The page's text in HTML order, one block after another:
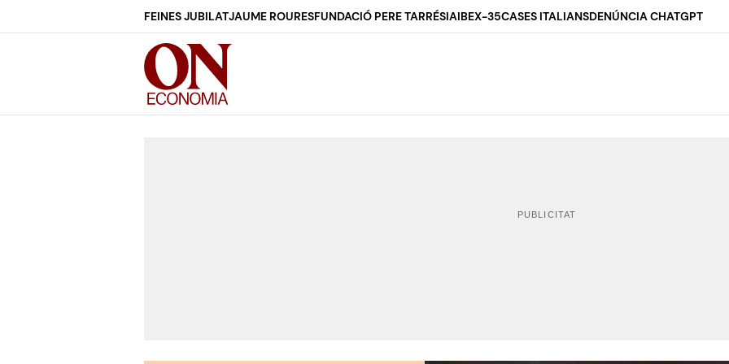
FEINES JUBILATJAUME ROURESFUNDACIÓ PERE TARRÉSIAIBEX-35CASES ITALIANSDENÚNCIA CHATGPT